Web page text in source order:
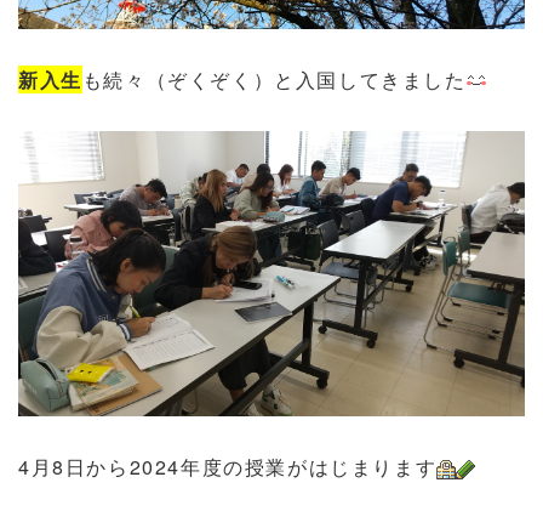
新入生 も続々（ぞくぞく） と入国してきました
4月8日から2024年度の授業がはじまります